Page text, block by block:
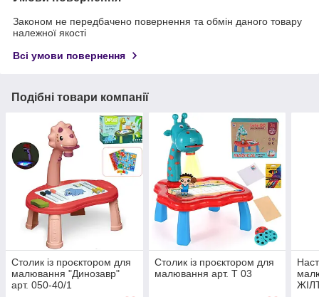
Законом не передбачено повернення та обмін даного товару
належної якості
Всі умови повернення
Подібні товари компанії
Столик із проєктором для
малювання "Динозавр"
арт. 050-40/1
Столик із проєктором для
малювання арт. T 03